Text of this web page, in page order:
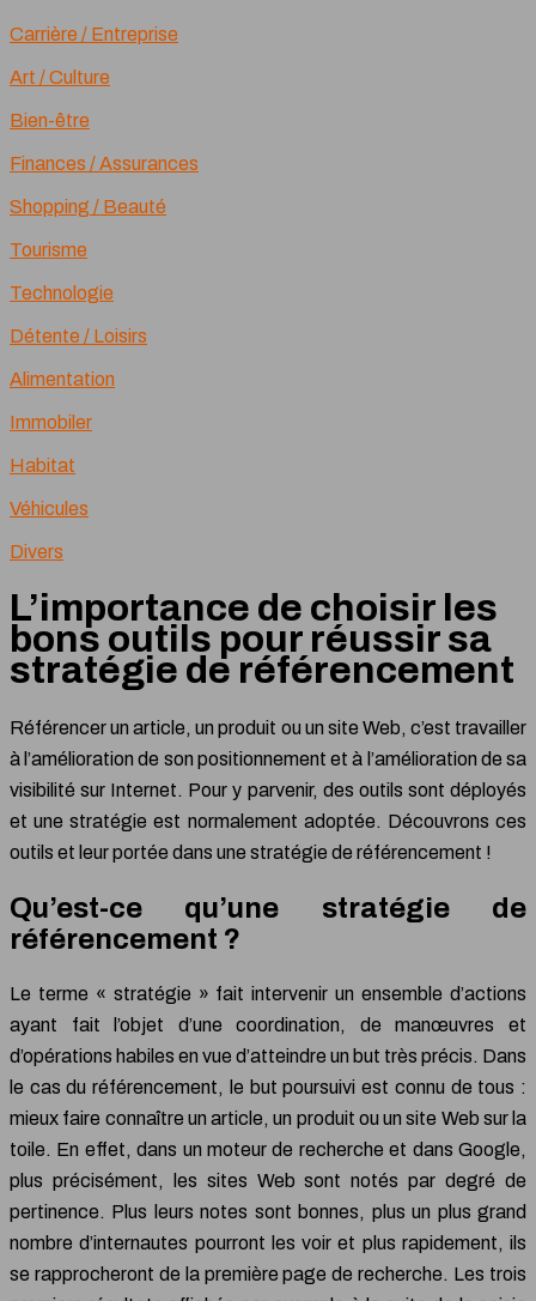
Carrière / Entreprise
Art / Culture
Bien-être
Finances / Assurances
Shopping / Beauté
Tourisme
Technologie
Détente / Loisirs
Alimentation
Immobiler
Habitat
Véhicules
Divers
L’importance de choisir les
bons outils pour réussir sa
stratégie de référencement
Référencer un article, un produit ou un site Web, c’est travailler
à l’amélioration de son positionnement et à l’amélioration de sa
visibilité sur Internet. Pour y parvenir, des outils sont déployés
et une stratégie est normalement adoptée. Découvrons ces
outils et leur portée dans une stratégie de référencement !
Qu’est-ce qu’une stratégie de
référencement ?
Le terme « stratégie » fait intervenir un ensemble d’actions
ayant fait l’objet d’une coordination, de manœuvres et
d’opérations habiles en vue d’atteindre un but très précis. Dans
le cas du référencement, le but poursuivi est connu de tous :
mieux faire connaître un article, un produit ou un site Web sur la
toile. En effet, dans un moteur de recherche et dans Google,
plus précisément, les sites Web sont notés par degré de
pertinence. Plus leurs notes sont bonnes, plus un plus grand
nombre d’internautes pourront les voir et plus rapidement, ils
se rapprocheront de la première page de recherche. Les trois